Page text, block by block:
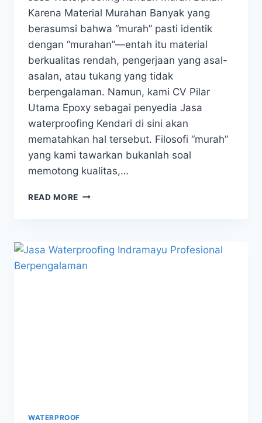
Karena Material Murahan Banyak yang
berasumsi bahwa “murah” pasti identik
dengan “murahan”—entah itu material
berkualitas rendah, pengerjaan yang asal-
asalan, atau tukang yang tidak
berpengalaman. Namun, kami CV Pilar
Utama Epoxy sebagai penyedia Jasa
waterproofing Kendari di sini akan
mematahkan hal tersebut. Filosofi “murah”
yang kami tawarkan bukanlah soal
memotong kualitas,…
READ MORE
WATERPROOF